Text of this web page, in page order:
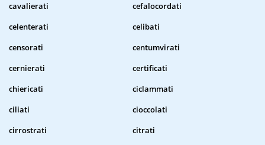
cavalierati
cefalocordati
celenterati
celibati
censorati
centumvirati
cernierati
certificati
chiericati
ciclammati
ciliati
cioccolati
cirrostrati
citrati